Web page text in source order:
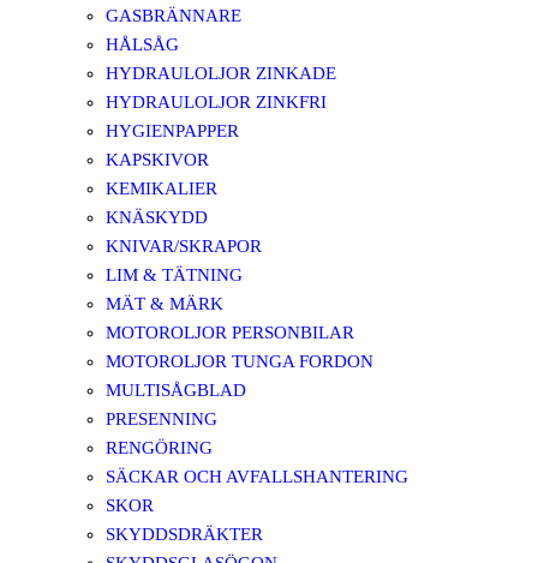
GASBRÄNNARE
HÅLSÅG
HYDRAULOLJOR ZINKADE
HYDRAULOLJOR ZINKFRI
HYGIENPAPPER
KAPSKIVOR
KEMIKALIER
KNÄSKYDD
KNIVAR/SKRAPOR
LIM & TÄTNING
MÄT & MÄRK
MOTOROLJOR PERSONBILAR
MOTOROLJOR TUNGA FORDON
MULTISÅGBLAD
PRESENNING
RENGÖRING
SÄCKAR OCH AVFALLSHANTERING
SKOR
SKYDDSDRÄKTER